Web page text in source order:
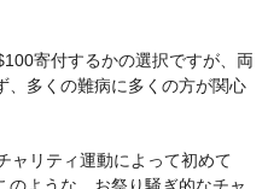
寄付するかの選択ですが、両
、多くの難病に多くの方が関心
ャリティ運動によって初めて
のような、お祭り騒ぎ的なチャ